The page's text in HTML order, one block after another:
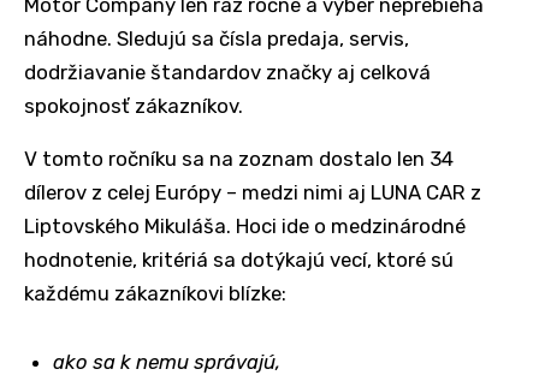
náhodne. Sledujú sa čísla predaja, servis,
dodržiavanie štandardov značky aj celková
spokojnosť zákazníkov.
V tomto ročníku sa na zoznam dostalo len 34
dílerov z celej Európy – medzi nimi aj LUNA CAR z
Liptovského Mikuláša. Hoci ide o medzinárodné
hodnotenie, kritériá sa dotýkajú vecí, ktoré sú
každému zákazníkovi blízke:
ako sa k nemu správajú,